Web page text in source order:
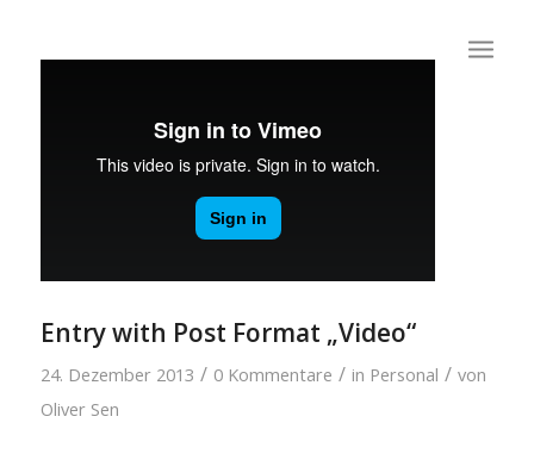
Entry with Post Format „Video“
24. Dezember 2013 / 0 Kommentare / in Personal / von
Oliver Sen